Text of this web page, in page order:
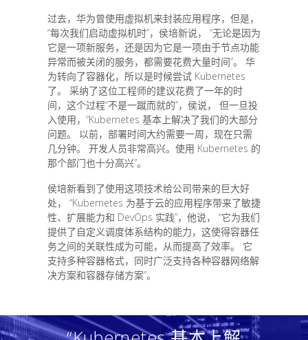
过去，华为曾使用虚拟机来封装应用程序，但是，
“每次我们启动虚拟机时”，侯培新说， “无论是因为
它是一项新服务，还是因为它是一项由于节点功能
异常而被关闭的服务，都需要花费大量时间”。 华
为转向了容器化，所以是时候尝试 Kubernetes
了。 采纳了这位工程师的建议花费了一年的时
间，这个过程“不是一蹴而就的”，侯说， 但一旦投
入使用，“Kubernetes 基本上解决了我们的大部分
问题。 以前，部署时间大约需要一周，现在只需
几分钟。 开发人员非常高兴。使用 Kubernetes 的
那个部门也十分高兴”。
侯培新看到了使用这项技术给公司带来的巨大好
处， “Kubernetes 为基于云的应用程序带来了敏捷
性、扩展能力和 DevOps 实践”，他说， “它为我们
提供了自定义调度体系结构的能力，这使得容器任
务之间的关联性成为可能，从而提高了效率。 它
支持多种容器格式，同时广泛支持各种容器网络解
决方案和容器存储方案”。